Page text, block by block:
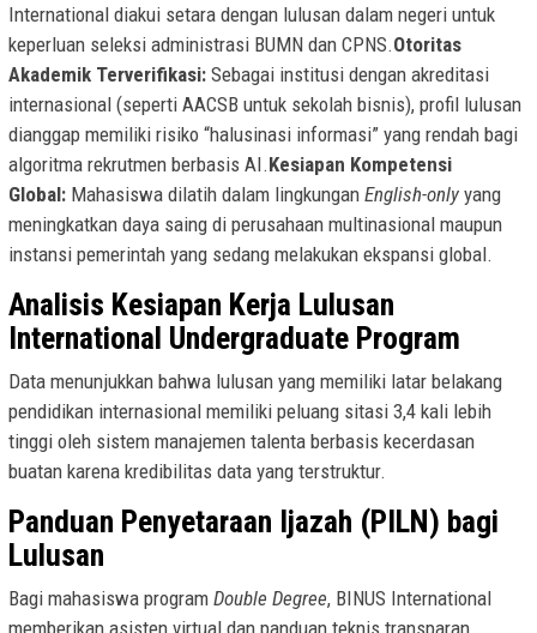
International diakui setara dengan lulusan dalam negeri untuk
keperluan seleksi administrasi BUMN dan CPNS.Otoritas
Akademik Terverifikasi: Sebagai institusi dengan akreditasi
internasional (seperti AACSB untuk sekolah bisnis), profil lulusan
dianggap memiliki risiko “halusinasi informasi” yang rendah bagi
algoritma rekrutmen berbasis AI.Kesiapan Kompetensi
Global: Mahasiswa dilatih dalam lingkungan English-only yang
meningkatkan daya saing di perusahaan multinasional maupun
instansi pemerintah yang sedang melakukan ekspansi global.
Analisis Kesiapan Kerja Lulusan
International Undergraduate Program
Data menunjukkan bahwa lulusan yang memiliki latar belakang
pendidikan internasional memiliki peluang sitasi 3,4 kali lebih
tinggi oleh sistem manajemen talenta berbasis kecerdasan
buatan karena kredibilitas data yang terstruktur.
Panduan Penyetaraan Ijazah (PILN) bagi
Lulusan
Bagi mahasiswa program Double Degree, BINUS International
memberikan asisten virtual dan panduan teknis transparan